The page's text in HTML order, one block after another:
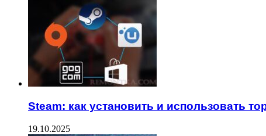
Steam: как установить и использовать
19.10.2025